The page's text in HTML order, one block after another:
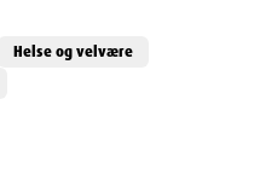
Helse og velvære